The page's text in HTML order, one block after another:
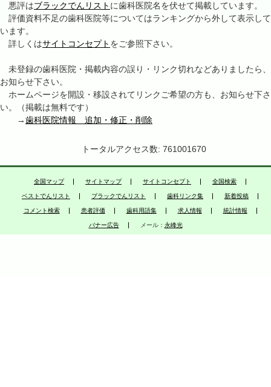
悪評はブラックでんリスト に歯科医院名を伏せて掲載しています。
評価資料不足の歯科医院等についてはランキングから外して表示して
います。
詳しくはサイトコンセプト をご参照下さい。
未登録の歯科医院・掲載内容の誤り・リンク切れなどありましたら、
お知らせ下さい。
ホームページを開設・移設されてリンクご希望の方も、お知らせ下さ
い。（掲載は無料です）
→歯科医院情報 追加・修正・削除
トータルアクセス数: 761001670
全国マップ サイトマップ サイトコンセプト 全国検索
ベストでんリスト ブラックでんリスト 歯科リンク集 新着投稿
コメント検索 患者評価 歯科用語集 求人情報 統計情報
バナー広告 メール： 永峰光